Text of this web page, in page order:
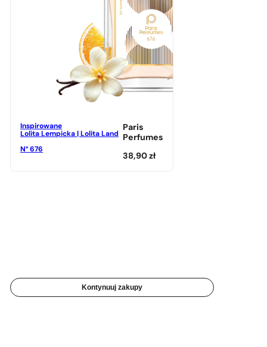
Inspirowane
Lolita Lempicka | Lolita Land
N° 676
Paris
Perfumes
38,90zł
Kontynuuj zakupy